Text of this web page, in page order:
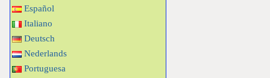
Español
Italiano
Deutsch
Nederlands
Portuguesa